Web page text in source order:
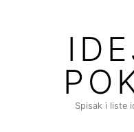
Spisak i liste